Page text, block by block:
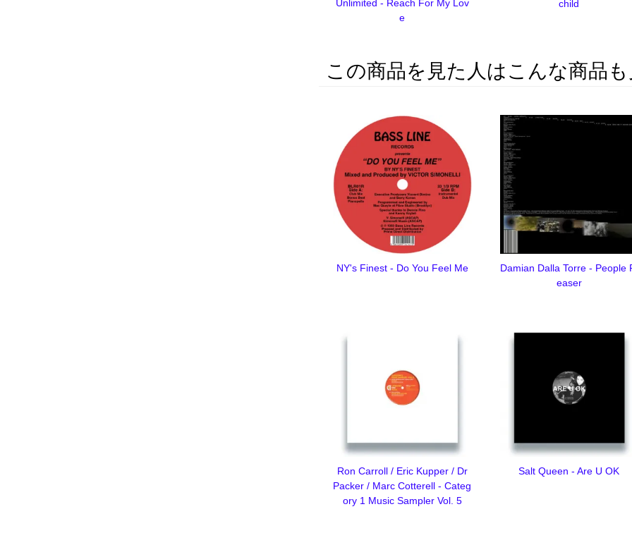
Unlimited - Reach For My Lov
e
child
この商品を見た人はこんな商品
NY's Finest - Do You Feel Me
Damian Dalla Torre - People
easer
Ron Carroll / Eric Kupper / Dr
Packer / Marc Cotterell - Categ
ory 1 Music Sampler Vol. 5
Salt Queen - Are U OK